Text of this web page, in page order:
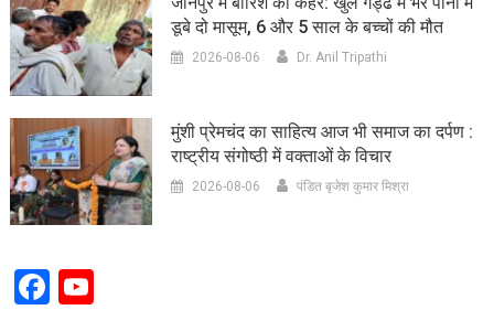
डूबे दो मासूम, 6 और 5 साल के बच्चों की मौत
2026-08-06 Dr. Anil Tripathi
मुंशी प्रेमचंद का साहित्य आज भी समाज का दर्पण :
राष्ट्रीय संगोष्ठी में वक्ताओं के विचार
2026-08-06 पंडित बृजेश कुमार मिश्रा
Facebook
YouTube